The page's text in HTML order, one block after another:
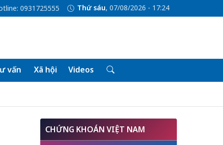
0931725555 Thứ sáu, 07/08/2026 - 17:24
vấn Xã hội Videos
CHỨNG KHOÁN VIỆT NAM